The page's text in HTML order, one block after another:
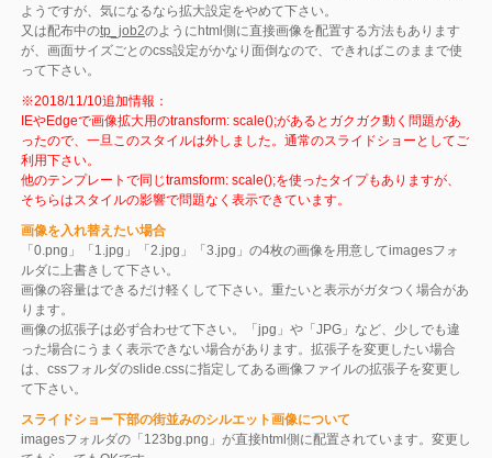
ようですが、気になるなら拡大設定をやめて下さい。
又は配布中のtp_job2のようにhtml側に直接画像を配置する方法もあります
が、画面サイズごとのcss設定がかなり面倒なので、できればこのままで使
って下さい。
※2018/11/10追加情報：
IEやEdgeで画像拡大用のtransform: scale();があるとガクガク動く問題があ
ったので、一旦このスタイルは外しました。通常のスライドショーとしてご
利用下さい。
他のテンプレートで同じtramsform: scale();を使ったタイプもありますが、
そちらはスタイルの影響で問題なく表示できています。
画像を入れ替えたい場合
「0.png」「1.jpg」「2.jpg」「3.jpg」の4枚の画像を用意してimagesフォ
ルダに上書きして下さい。
画像の容量はできるだけ軽くして下さい。重たいと表示がガタつく場合があ
ります。
画像の拡張子は必ず合わせて下さい。「jpg」や「JPG」など、少しでも違
った場合にうまく表示できない場合があります。拡張子を変更したい場合
は、cssフォルダのslide.cssに指定してある画像ファイルの拡張子を変更し
て下さい。
スライドショー下部の街並みのシルエット画像について
imagesフォルダの「123bg.png」が直接html側に配置されています。変更し